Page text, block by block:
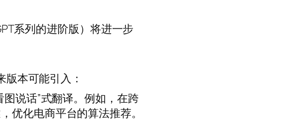
系列的进阶版）将进一步
本可能引入：
说话”式翻译。例如，在跨
优化电商平台的算法推荐。